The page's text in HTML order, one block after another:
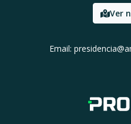
Ver
Email: